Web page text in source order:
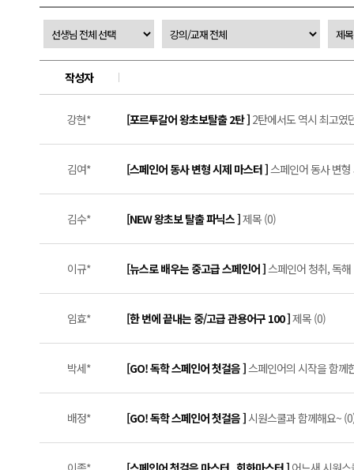
작성자
강현* [포르투갈어 왕초보탈출 2탄 ] 2탄에서도 역시 최고였
김여* [스페인어 동사 변형 시제 마스터 ]스페인어 동사 변
김수* [NEW 왕초보 탈출 파닉스 ]제목 (0)
이규* [뉴스로 배우는 중고급 스페인어 ]스페인어 청취, 독
임효* [한 번에 끝내는 중/고급 관용어구 100 ]제목 (0)
박세* [GO! 독학 스페인어 첫걸음 ]스페인어의 시작을 함께
배정* [GO! 독학 스페인어 첫걸음 ]시원스쿨과 함께해요~